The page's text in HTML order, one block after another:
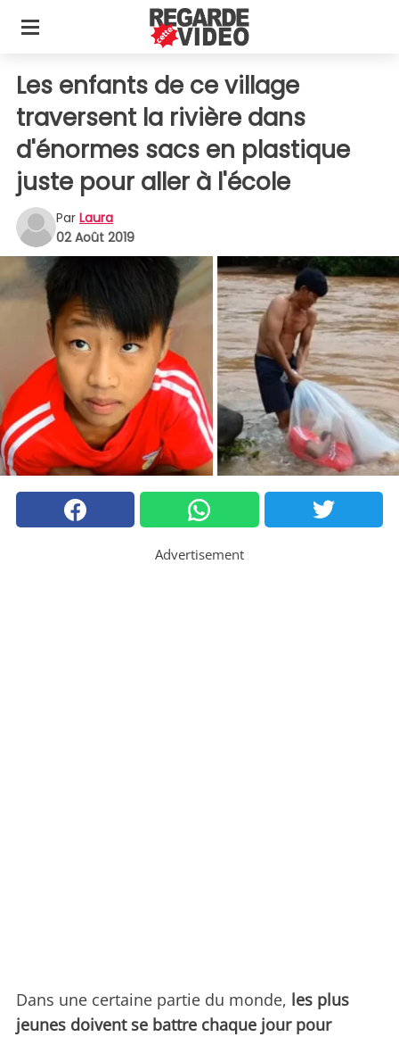
Les enfants de ce village
traversent la rivière dans
d'énormes sacs en plastique
juste pour aller à l'école
Par Laura
02 Août 2019
Advertisement
Dans une certaine partie du monde, les plus
jeunes doivent se battre chaque jour pour